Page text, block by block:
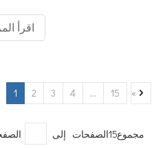
اقرأ
1 2 3 4 ... 15 »
مجموع15الصفحات إلى